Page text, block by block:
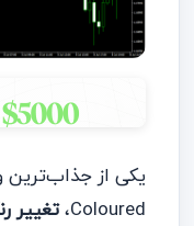
Coloured،